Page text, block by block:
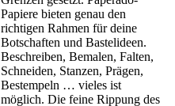
Papiere bieten genau den
richtigen Rahmen für deine
Botschaften und Bastelideen.
Beschreiben, Bemalen, Falten,
Schneiden, Stanzen, Prägen,
Bestempeln … vieles ist
möglich. Die feine Rippung des